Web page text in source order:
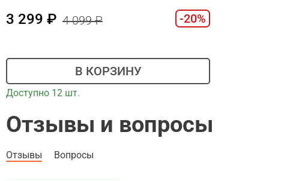
3 299 4 099 -20%
В КОРЗИНУ
Доступно 12 шт.
Отзывы и вопросы
Отзывы Вопросы